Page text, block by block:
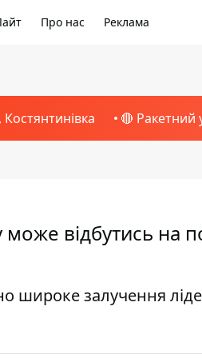
Про нас Реклама
🔴 Ракетний
відбутись на
широке залучення